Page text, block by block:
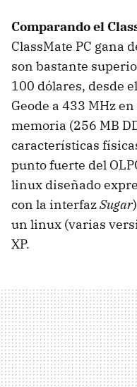
Comparando el
ClassMate PC gana
son bastante
100 dólares, desde
Geode a 433 MHz
memoria (256 MB
características
punto fuerte del
linux diseñado
con la interfazSugar
un linux (varias
XP.